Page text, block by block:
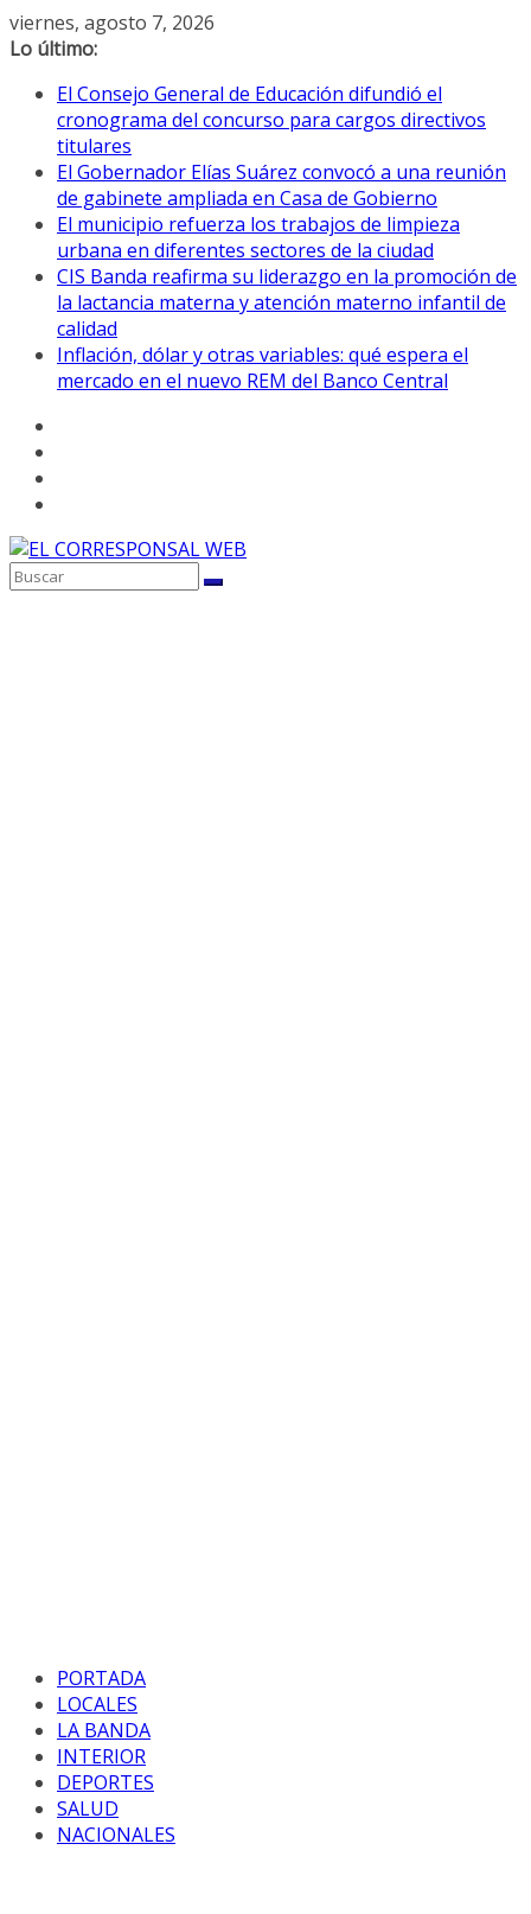
Saltar
al
viernes, agosto 7, 2026
Lo último:
El Consejo General de Educación difundió el
cronograma del concurso para cargos directivos
titulares
El Gobernador Elías Suárez convocó a una reunión
de gabinete ampliada en Casa de Gobierno
El municipio refuerza los trabajos de limpieza
urbana en diferentes sectores de la ciudad
CIS Banda reafirma su liderazgo en la promoción de
la lactancia materna y atención materno infantil de
calidad
Inflación, dólar y otras variables: qué espera el
mercado en el nuevo REM del Banco Central
PORTADA
LOCALES
LA BANDA
INTERIOR
DEPORTES
SALUD
NACIONALES